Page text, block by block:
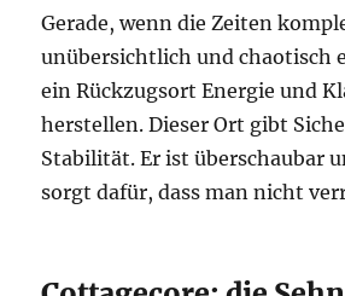
Gerade, wenn die Zeiten
unübersichtlich und chaotisch
ein Rückzugsort Energie und
herstellen. Dieser Ort gibt
Stabilität. Er ist überschaubar
sorgt dafür, dass man nicht